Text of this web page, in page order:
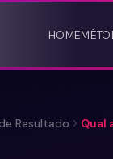
HOME
Resultado Qual